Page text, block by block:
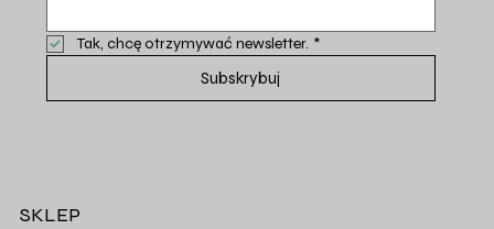
Tak, chcę otrzymywać newsletter. *
Subskrybuj
SKLEP